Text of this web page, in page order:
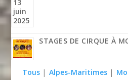
STAGES DE CIRQUE À
Tous | Alpes-Maritimes |